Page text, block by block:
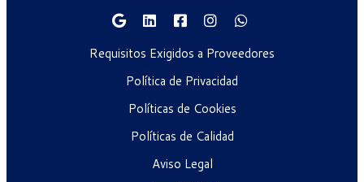
Requisitos Exigidos a Proveedores
Política de Privacidad
Políticas de Cookies
Políticas de Calidad
Aviso Legal